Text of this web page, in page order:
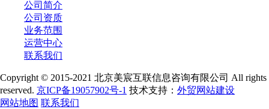
公司简介
公司资质
业务范围
运营中心
联系我们
Copyright © 2015-2021 北京美宸互联信息咨询有限公司 All rights
reserved. 京ICP备19057902号-1 技术支持： 外贸网站建设
网站地图 联系我们